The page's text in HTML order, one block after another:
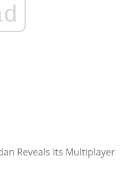
Reveals Its Multiplayer